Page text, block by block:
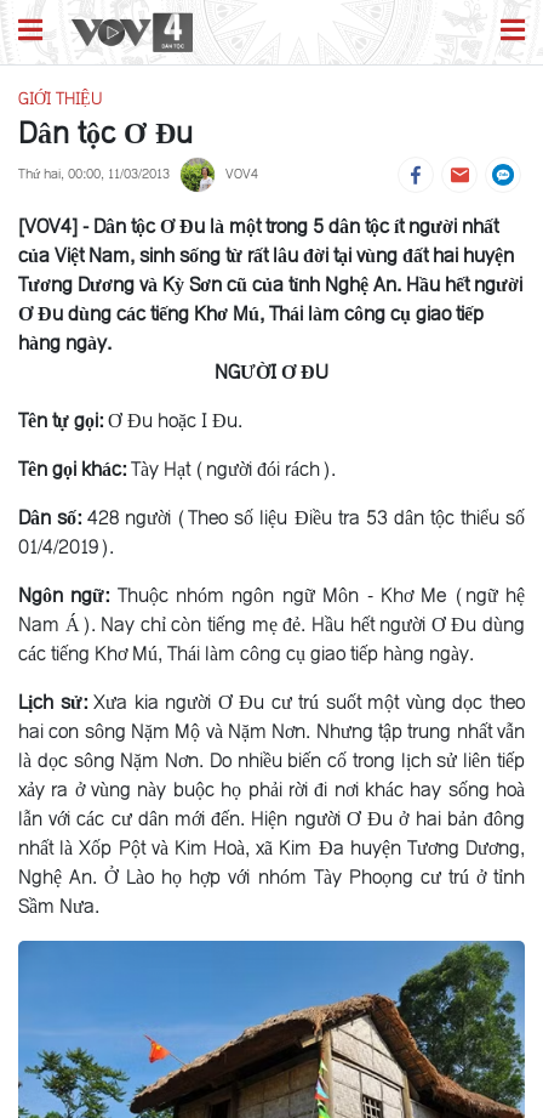
GIỚI THIỆU
Dân tộc Ơ Đu
Thứ hai, 00:00, 11/03/2013 VOV4
[VOV4] - Dân tộc Ơ Đu là một trong 5 dân tộc ít người nhất
của Việt Nam, sinh sống từ rất lâu đời tại vùng đất hai huyện
Tương Dương và Kỳ Sơn cũ của tỉnh Nghệ An. Hầu hết người
Ơ Ðu dùng các tiếng Khơ Mú, Thái làm công cụ giao tiếp
hàng ngày.
NGƯỜI Ơ ĐU
Tên tự gọi:Ơ Ðu hoặc I Ðu.
Tên gọi khác:Tày Hạt (người đói rách).
Dân số:428 người (Theo số liệu Điều tra 53 dân tộc thiểu số
01/4/2019).
Ngôn ngữ: Thuộc nhóm ngôn ngữ Môn - Khơ Me (ngữ hệ
Nam Á). Nay chỉ còn tiếng mẹ đẻ. Hầu hết người Ơ Ðu dùng
các tiếng Khơ Mú, Thái làm công cụ giao tiếp hàng ngày.
Lịch sử:Xưa kia người Ơ Ðu cư trú suốt một vùng dọc theo
hai con sông Nặm Mộ và Nặm Nơn. Nhưng tập trung nhất vẫn
là dọc sông Nặm Nơn. Do nhiều biến cố trong lịch sử liên tiếp
xảy ra ở vùng này buộc họ phải rời đi nơi khác hay sống hoà
lẫn với các cư dân mới đến. Hiện người Ơ Ðu ở hai bản đông
nhất là Xốp Pột và Kim Hoà, xã Kim Ða huyện Tương Dương,
Nghệ An. Ở Lào họ hợp với nhóm Tày Phoọng cư trú ở tỉnh
Sầm Nưa.